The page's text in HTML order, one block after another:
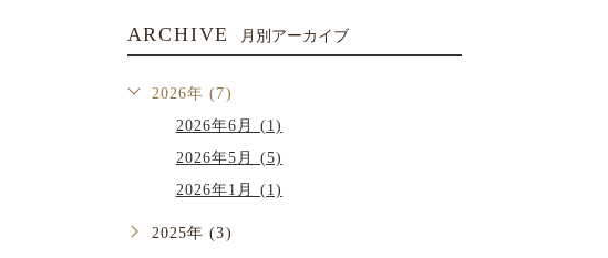
ARCHIVE 月別アーカイブ
2026年 (7)
2026年6月 (1)
2026年5月 (5)
2026年1月 (1)
2025年 (3)